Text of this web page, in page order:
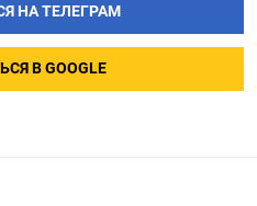
НА ТЕЛЕГРАМ
В GOOGLE